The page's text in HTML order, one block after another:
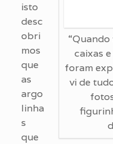
“Quando
caixas
foram
vi de
isto
desc
obri
mos
que
as
argo
linha
s
que